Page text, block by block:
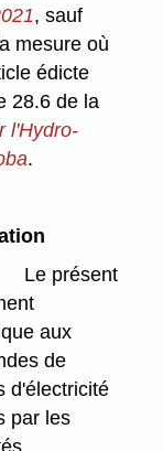
, sauf
mesure où
édicte
28.6 de la
l'Hydro-
.
Le présent
aux
de
d'électricité
par les